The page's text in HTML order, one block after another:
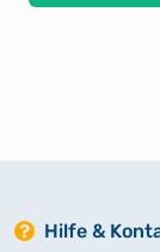
Hilfe &